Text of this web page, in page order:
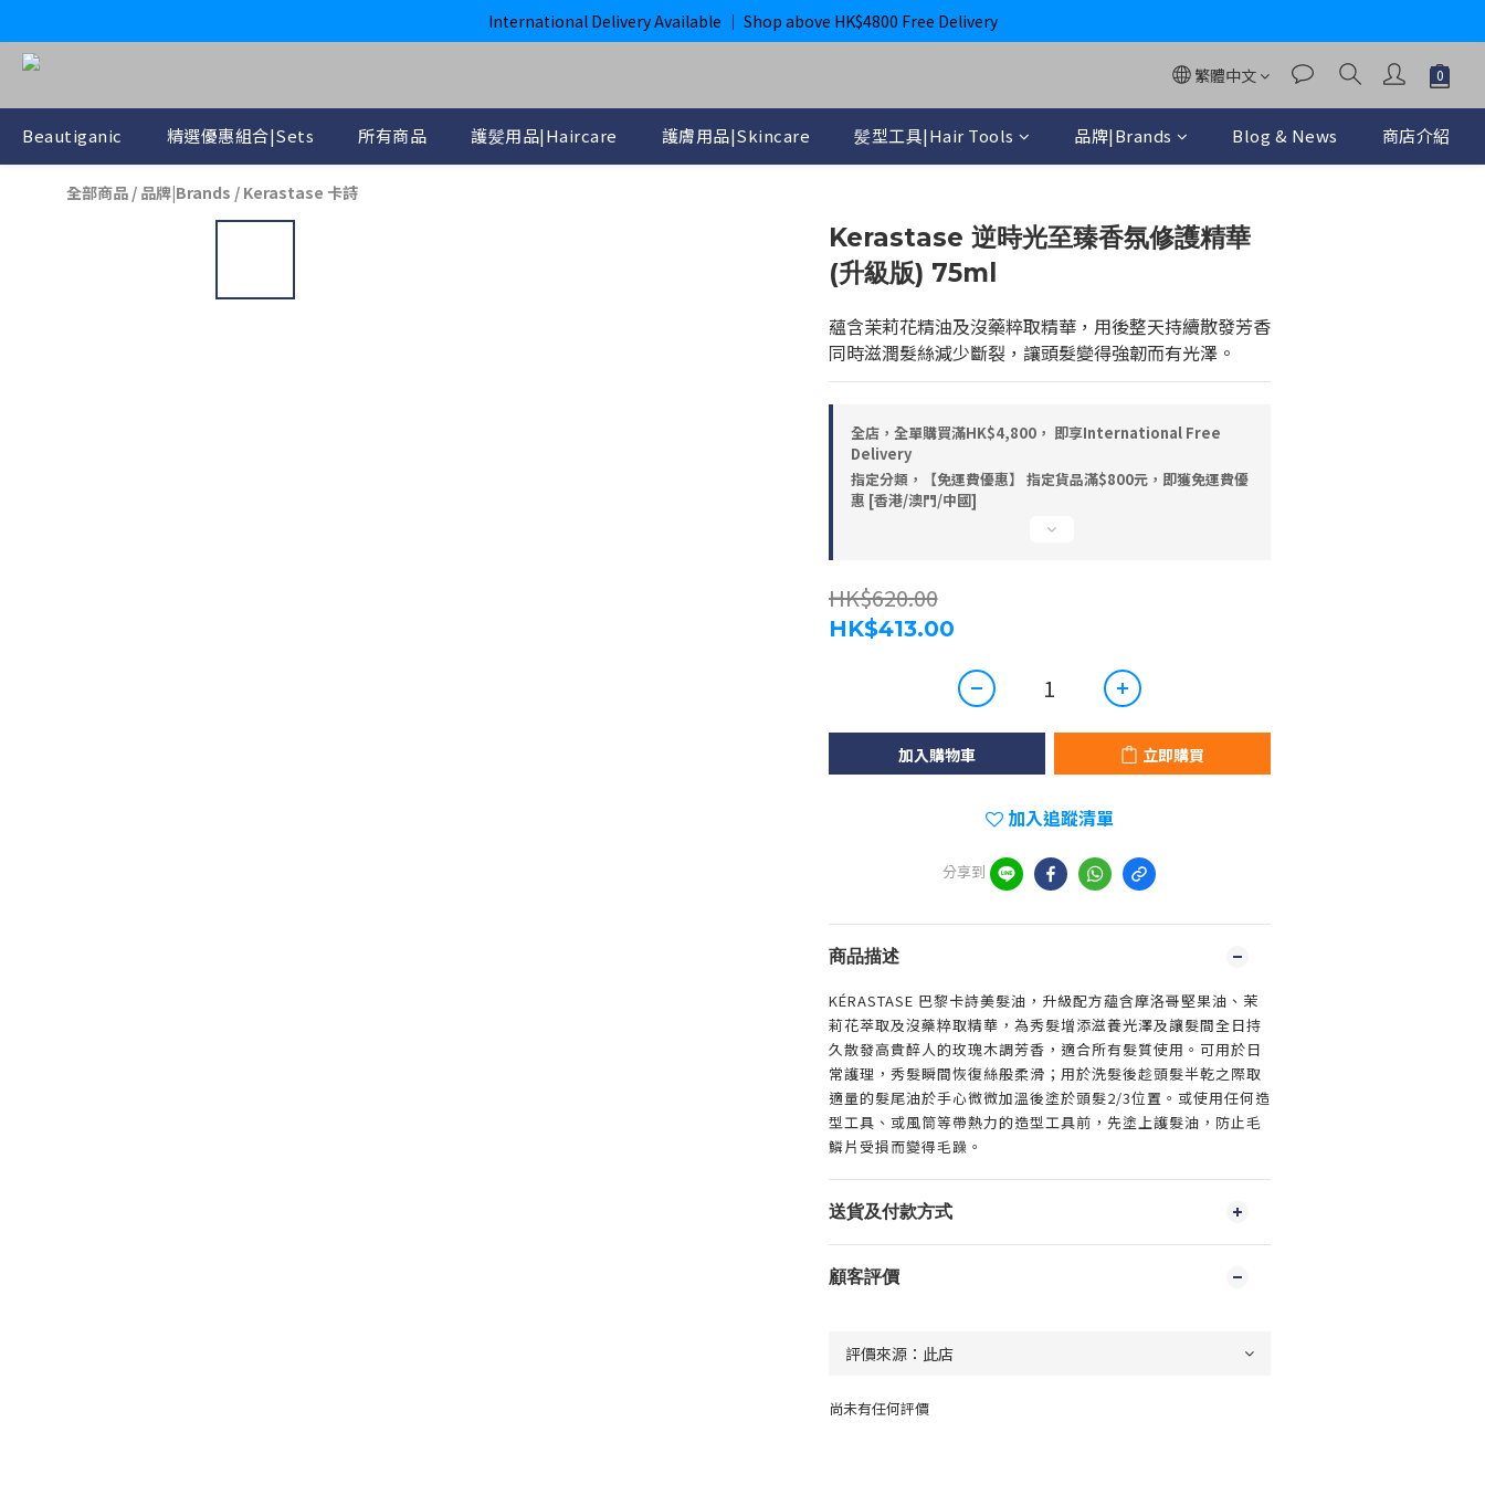
購滿$800即獲免運｜ ghd 指定貨品滿$2000*即獲免運
International Delivery Available ｜ Shop above HK$4800 Free Delivery
繁體中文
Beautiganic 精選優惠組合|Sets 所有商品 護髪用品|Haircare 護膚用品|Skincare 髪型工具|Hair Tools 品牌|Brands Blog & News 商店介紹
全部商品 / 品牌|Brands / Kerastase 卡詩
Kerastase 逆時光至臻香氛修護精華
(升級版) 75ml
蘊含茉莉花精油及沒藥粹取精華，用後整天持續散發芳香
同時滋潤髮絲減少斷裂，讓頭髮變得強韌而有光澤。
全店，全單購買滿HK$4,800， 即享International Free
Delivery
指定分類，【免運費優惠】 指定貨品滿$800元，即獲免運費優
惠 [香港/澳門/中國]
HK$620.00
HK$413.00
加入購物車 立即購買
加入追蹤清單
分享到
商品描述
KÉRASTASE 巴黎卡詩美髮油，升級配方蘊含摩洛哥堅果油、茉
莉花萃取及沒藥粹取精華，為秀髮增添滋養光澤及讓髮間全日持
久散發高貴醉人的玫瑰木調芳香，適合所有髮質使用。可用於日
常護理，秀髮瞬間恢復絲般柔滑；用於洗髮後趁頭髮半乾之際取
適量的髮尾油於手心微微加溫後塗於頭髮2/3位置。或使用任何造
型工具、或風筒等帶熱力的造型工具前，先塗上護髮油，防止毛
鱗片受損而變得毛躁。
送貨及付款方式
顧客評價
尚未有任何評價